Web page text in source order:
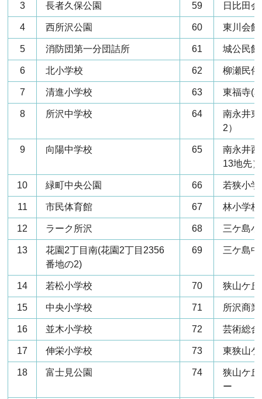
3 長者久保公園 59 日比田
4 西所沢公園 60 東川会館
5 消防団第一分団詰所 61 城公民館
6 北小学校 62 柳瀬民
7 清進小学校 63 東福寺(
8 所沢中学校 64
南永井
2）
9 向陽中学校 65
南永井
13地先）
10 緑町中央公園 66 若狭小
11 市民体育館 67 林小学校
12 ラーク所沢 68 三ケ島
13
花園2丁目南(花園2丁目2356
番地の2)
69 三ケ島
14 若松小学校 70 狭山ケ
15 中央小学校 71 所沢商
16 並木小学校 72 芸術総
17 伸栄小学校 73 東狭山
18 富士見公園 74
狭山ケ
ー